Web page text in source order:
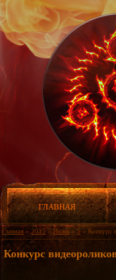
ГЛАВНАЯ
Главная» 2015 » Июнь » 5 » Конкурс
Конкурс